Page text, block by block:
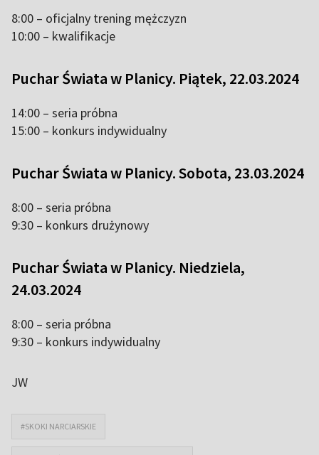
8:00 – oficjalny trening mężczyzn
10:00 – kwalifikacje
Puchar Świata w Planicy. Piątek, 22.03.2024
14:00 – seria próbna
15:00 – konkurs indywidualny
Puchar Świata w Planicy. Sobota, 23.03.2024
8:00 – seria próbna
9:30 – konkurs drużynowy
Puchar Świata w Planicy. Niedziela,
24.03.2024
8:00 – seria próbna
9:30 – konkurs indywidualny
JW
#SKOKI NARCIARSKIE